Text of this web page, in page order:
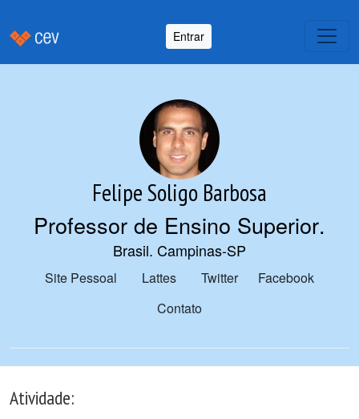
Entrar
Felipe Soligo Barbosa
Professor de Ensino Superior.
Brasil. Campinas-SP
Site Pessoal Lattes Twitter
Facebook
Contato
Atividade: